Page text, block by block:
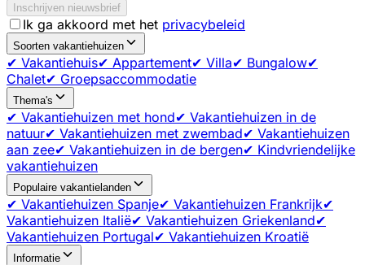
Inschrijven nieuwsbrief
Ik ga akkoord met het privacybeleid
Soorten vakantiehuizen
✔ Vakantiehuis✔ Appartement✔ Villa✔ Bungalow✔
Chalet✔ Groepsaccommodatie
Thema's
✔ Vakantiehuizen met hond✔ Vakantiehuizen in de
natuur✔ Vakantiehuizen met zwembad✔ Vakantiehuizen
aan zee✔ Vakantiehuizen in de bergen✔ Kindvriendelijke
vakantiehuizen
Populaire vakantielanden
✔ Vakantiehuizen Spanje✔ Vakantiehuizen Frankrijk✔
Vakantiehuizen Italië✔ Vakantiehuizen Griekenland✔
Vakantiehuizen Portugal✔ Vakantiehuizen Kroatië
Informatie